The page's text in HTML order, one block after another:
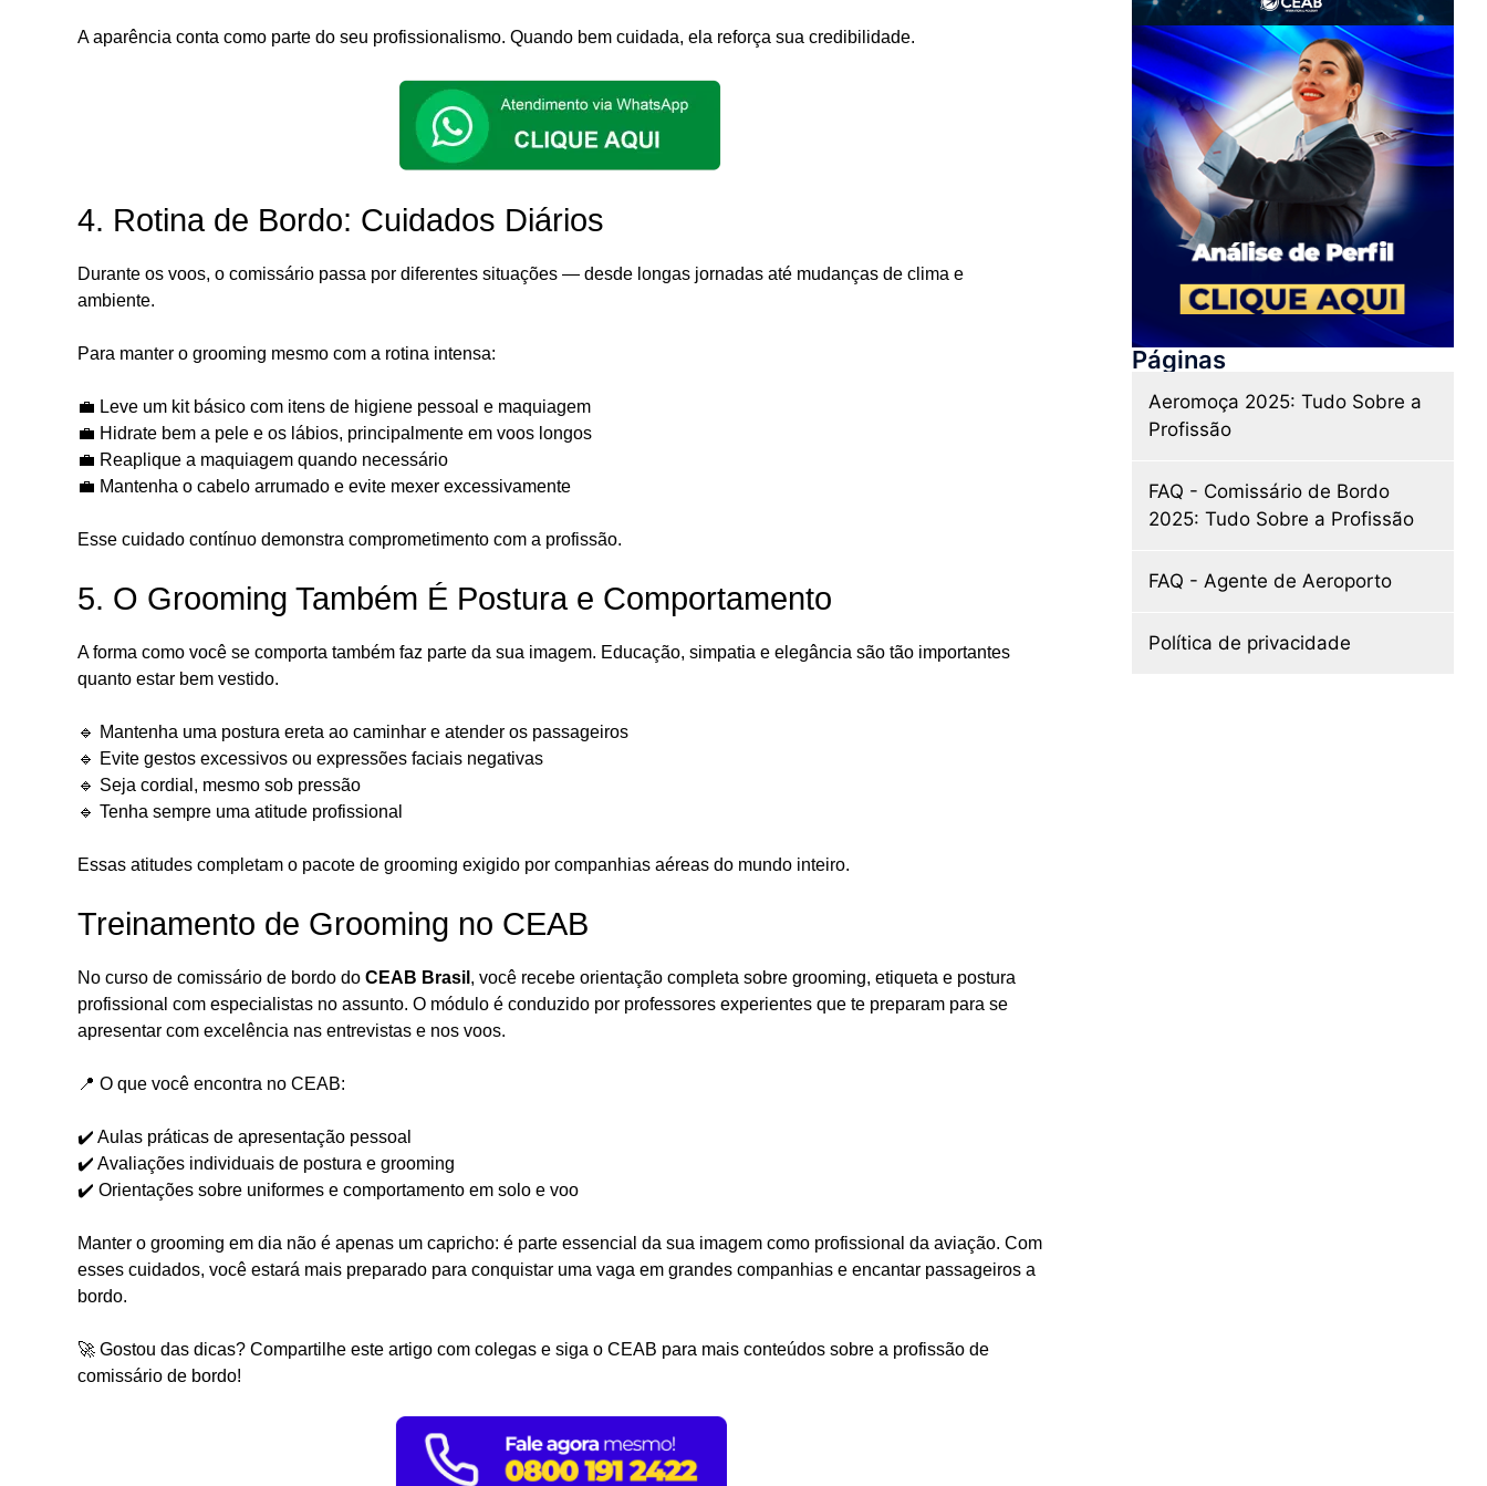
A aparência conta como parte do seu profissionalismo. Quando bem cuidada, ela reforça sua credibilidade.
4. Rotina de Bordo: Cuidados Diários
Durante os voos, o comissário passa por diferentes situações — desde longas jornadas até mudanças de clima e
ambiente.
Para manter o grooming mesmo com a rotina intensa:
💼 Leve um kit básico com itens de higiene pessoal e maquiagem
💼 Hidrate bem a pele e os lábios, principalmente em voos longos
💼 Reaplique a maquiagem quando necessário
💼 Mantenha o cabelo arrumado e evite mexer excessivamente
Esse cuidado contínuo demonstra comprometimento com a profissão.
5. O Grooming Também É Postura e Comportamento
A forma como você se comporta também faz parte da sua imagem. Educação, simpatia e elegância são tão importantes
quanto estar bem vestido.
🔹 Mantenha uma postura ereta ao caminhar e atender os passageiros
🔹 Evite gestos excessivos ou expressões faciais negativas
🔹 Seja cordial, mesmo sob pressão
🔹 Tenha sempre uma atitude profissional
Essas atitudes completam o pacote de grooming exigido por companhias aéreas do mundo inteiro.
Treinamento de Grooming no CEAB
No curso de comissário de bordo do CEAB Brasil , você recebe orientação completa sobre grooming, etiqueta e postura
profissional com especialistas no assunto. O módulo é conduzido por professores experientes que te preparam para se
apresentar com excelência nas entrevistas e nos voos.
📍 O que você encontra no CEAB:
✔️ Aulas práticas de apresentação pessoal
✔️ Avaliações individuais de postura e grooming
✔️ Orientações sobre uniformes e comportamento em solo e voo
Manter o grooming em dia não é apenas um capricho: é parte essencial da sua imagem como profissional da aviação. Com
esses cuidados, você estará mais preparado para conquistar uma vaga em grandes companhias e encantar passageiros a
bordo.
🚀 Gostou das dicas? Compartilhe este artigo com colegas e siga o CEAB para mais conteúdos sobre a profissão de
comissário de bordo!
Páginas
Aeromoça 2025: Tudo Sobre a
Profissão
FAQ - Comissário de Bordo
2025: Tudo Sobre a Profissão
FAQ - Agente de Aeroporto
Política de privacidade